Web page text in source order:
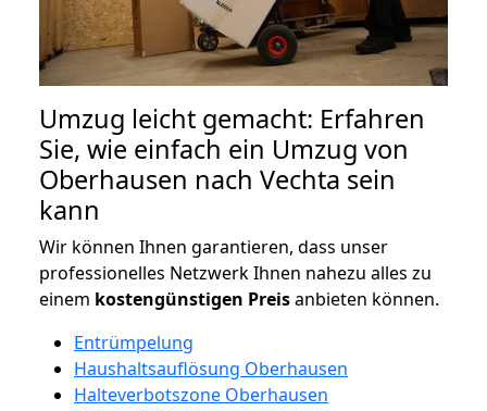
Umzug leicht gemacht: Erfahren
Sie, wie einfach ein Umzug von
Oberhausen nach Vechta sein
kann
Wir können Ihnen garantieren, dass unser
professionelles Netzwerk Ihnen nahezu alles zu
einem kostengünstigen Preisanbieten können.
Entrümpelung
Haushaltsauflösung Oberhausen
Halteverbotszone Oberhausen